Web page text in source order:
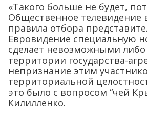
«Такого больше не будет,
Общественное телевидение
правила отбора
Евровидение специальную
сделает невозможными либо
территории государства-
непризнание этим
территориальной
это было с вопросом “чей
Килилленко.